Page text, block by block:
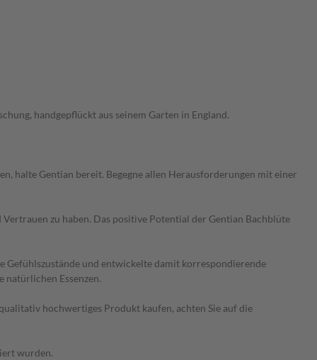
handgepflückt aus seinem Garten in England.
halte Gentian bereit. Begegne allen Herausforderungen mit einer
zu haben. Das positive Potential der Gentian Bachblüte
Gefühlszustände und entwickelte damit korrespondierende
natürlichen Essenzen.
hochwertiges Produkt kaufen, achten Sie auf die
wurden.